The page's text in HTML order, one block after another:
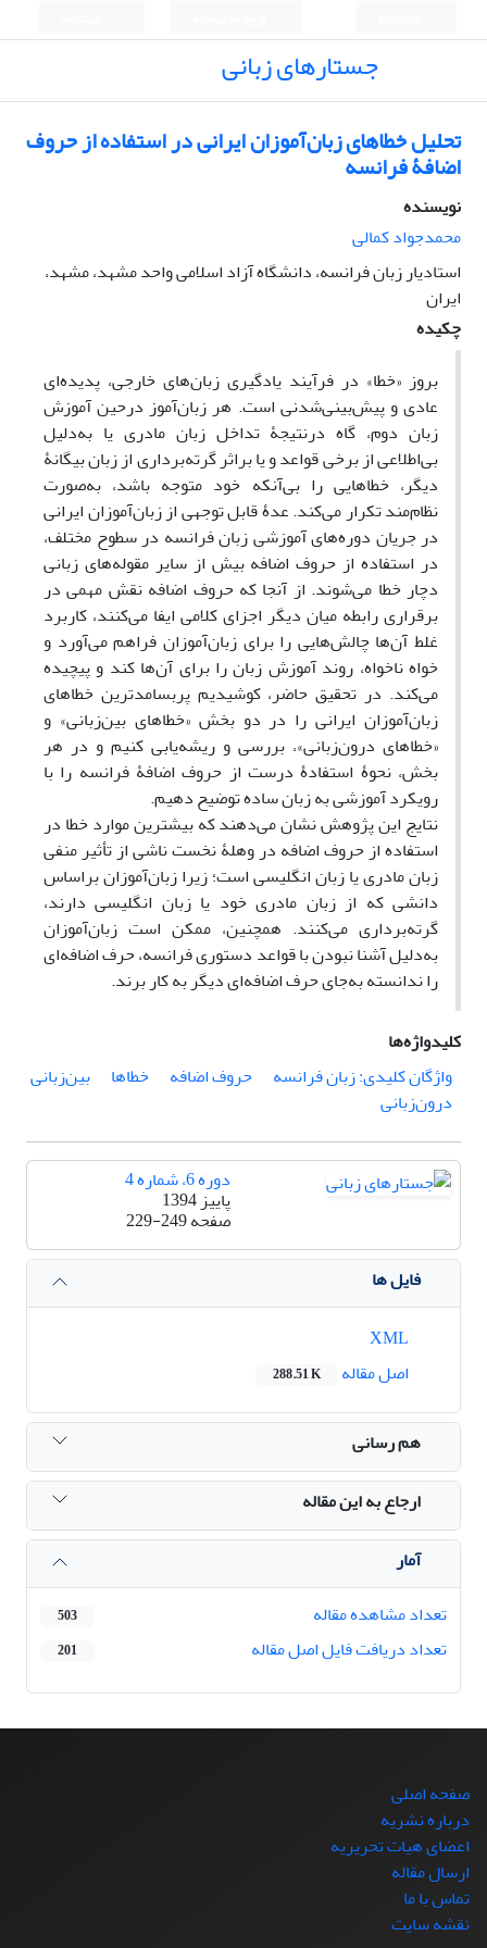
جستارهای زبانی
تحلیل خطاهای زبان‌آموزان ایرانی در استفاده از حروف
اضافۀ فرانسه
نویسنده
محمدجواد کمالی
استادیار زبان فرانسه، دانشگاه آزاد اسلامی واحد مشهد، مشهد،
ایران
چکیده
بروز «خطا» در فرآیند یادگیری زبان‌های خارجی، پدیده‌ای
عادی و پیش‌بینی‌شدنی است. هر زبان‌آموز درحین آموزش
زبان دوم، گاه درنتیجۀ تداخل زبان مادری یا به‌دلیل
بی‌اطلاعی از برخی قواعد و یا براثر گرته‌برداری از زبان بیگانۀ
دیگر، خطاهایی را بی‌آنکه خود متوجه باشد، به‌صورت
نظام‌مند تکرار می‌کند. عدۀ قابل توجهی از زبا‌ن‌آموزان ایرانی
در جریان دوره‌های آموزشی زبان فرانسه در سطوح مختلف،
در استفاده از حروف اضافه بیش از سایر مقوله‌های زبانی
دچار خطا می‌شوند. از آنجا که حروف اضافه نقش مهمی در
برقراری رابطه میان دیگر اجزای کلامی ایفا می‌کنند، کاربرد
غلط آن‌ها چالش‌هایی را برای زبان‌آموزان فراهم می‌آورد و
خواه ناخواه، روند آموزش زبان را برای آن‌ها کند و پیچیده
می‌کند. در تحقیق حاضر، کوشیدیم پربسامدترین خطاهای
زبان‌آموزان ایرانی را در دو بخش «خطاهای بین‌زبانی» و
«خطاهای درون‌زبانی»، بررسی و ریشه‌یابی کنیم و در هر
بخش، نحوۀ استفادۀ درست از حروف اضافۀ فرانسه را با
رویکرد آموزشی به زبان ساده توضیح دهیم.
نتایج این پژوهش نشان می‌دهند که بیشترین موارد خطا در
استفاده از حروف اضافه در وهلۀ نخست ناشی از تأثیر منفی
زبان مادری یا زبان انگلیسی است؛ زیرا زبان‌آموزان براساس
دانشی که از زبان مادری خود یا زبان انگلیسی دارند،
گرته‌برداری می‌کنند. همچنین، ممکن است زبان‌آموزان
به‌دلیل آشنا نبودن با قواعد دستوری فرانسه، حرف اضافه‌ای
را ندانسته به‌جای حرف اضافه‌ای دیگر به کار برند.
کلیدواژه‌ها
واژگان کلیدی: زبان فرانسه
حروف اضافه خطاها
بین‌زبانی
درون‌زبانی
دوره 6، شماره 4
پاییز 1394
صفحه229-249
فایل ها
اصل مقاله
288.51 K
هم رسانی
ارجاع به این مقاله
آمار
تعداد مشاهده مقاله
503
تعداد دریافت فایل اصل مقاله 201
صفحه اصلی
درباره نشریه
اعضای هیات تحریریه
ارسال مقاله
تماس با ما
نقشه سایت